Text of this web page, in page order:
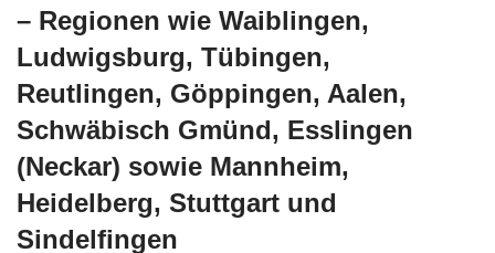
– Regionen wie Waiblingen,
Ludwigsburg, Tübingen,
Reutlingen, Göppingen, Aalen,
Schwäbisch Gmünd, Esslingen
(Neckar) sowie Mannheim,
Heidelberg, Stuttgart und
Sindelfingen